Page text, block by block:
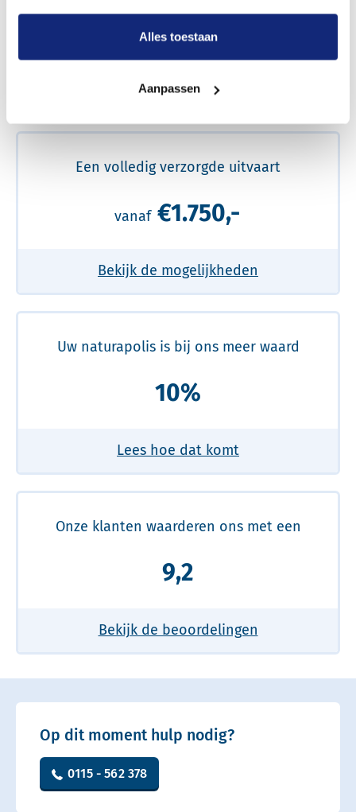
Alles toestaan
Aanpassen
Een betere uitvaart ervaring voor een betere
prijs
Een volledig verzorgde uitvaart
vanaf €1.750,-
Bekijk de mogelijkheden
Uw naturapolis is bij ons meer waard
10%
Lees hoe dat komt
Onze klanten waarderen ons met een
9,2
Bekijk de beoordelingen
Op dit moment hulp nodig?
0115 - 562 378